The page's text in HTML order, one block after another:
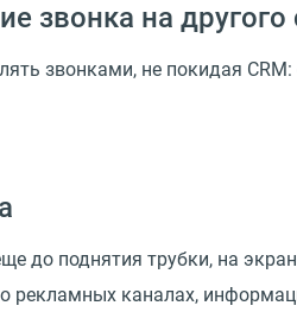
звонка на другого
звонками, не покидая
до поднятия трубки, на
рекламных каналах,